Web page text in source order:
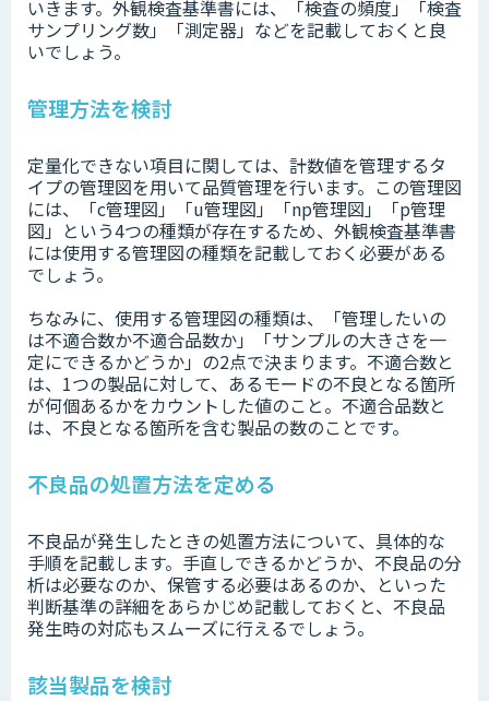
いきます。外観検査基準書には、「検査の頻度」「検査
サンプリング数」「測定器」などを記載しておくと良
いでしょう。
管理方法を検討
定量化できない項目に関しては、計数値を管理するタ
イプの管理図を用いて品質管理を行います。この管理図
には、「c管理図」「u管理図」「np管理図」「p管理
図」という4つの種類が存在するため、外観検査基準書
には使用する管理図の種類を記載しておく必要がある
でしょう。
ちなみに、使用する管理図の種類は、「管理したいの
は不適合数か不適合品数か」「サンプルの大きさを一
定にできるかどうか」の2点で決まります。不適合数と
は、1つの製品に対して、あるモードの不良となる箇所
が何個あるかをカウントした値のこと。不適合品数と
は、不良となる箇所を含む製品の数のことです。
不良品の処置方法を定める
不良品が発生したときの処置方法について、具体的な
手順を記載します。手直しできるかどうか、不良品の分
析は必要なのか、保管する必要はあるのか、といった
判断基準の詳細をあらかじめ記載しておくと、不良品
発生時の対応もスムーズに行えるでしょう。
該当製品を検討